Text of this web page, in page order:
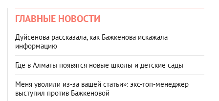
ГЛАВНЫЕ НОВОСТИ
Дуйсенова рассказала, как Бажкенова искажала
информацию
Где в Алматы появятся новые школы и детские сады
Меня уволили из-за вашей статьи»: экс-топ-менеджер
выступил против Бажкеновой